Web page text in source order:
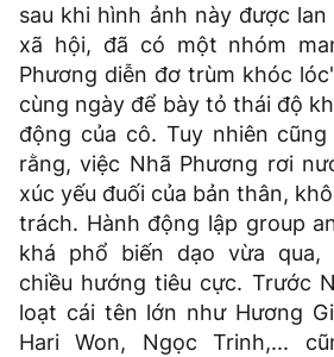
sau khi hình ảnh này được
xã hội, đã có một nhóm
Phương diễn đơ trùm khóc
cùng ngày để bày tỏ thái độ
động của cô. Tuy nhiên
rằng, việc Nhã Phương rơi
xúc yếu đuối của bản thân,
trách. Hành động lập group
khá phổ biến dạo vừa qua,
chiều hướng tiêu cực. Trước
loạt cái tên lớn như Hương
Hari Won, Ngọc Trinh,...